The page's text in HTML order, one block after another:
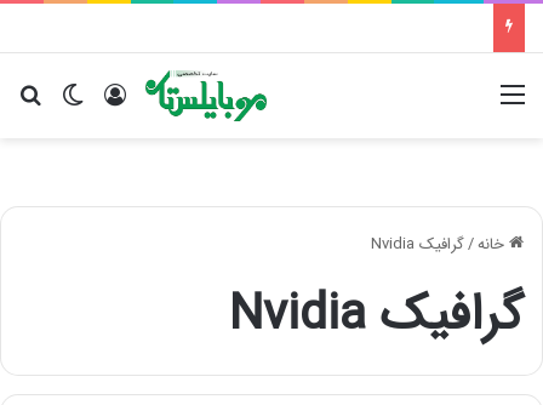
تغییر ورود
خانه/گرافیک Nvidia
گرافیک Nvidia